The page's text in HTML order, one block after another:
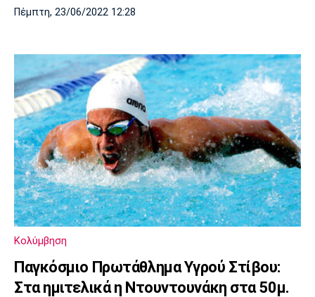
Πέμπτη, 23/06/2022 12:28
Κολύμβηση
Παγκόσμιο Πρωτάθλημα Υγρού Στίβου:
Στα ημιτελικά η Ντουντουνάκη στα 50μ.